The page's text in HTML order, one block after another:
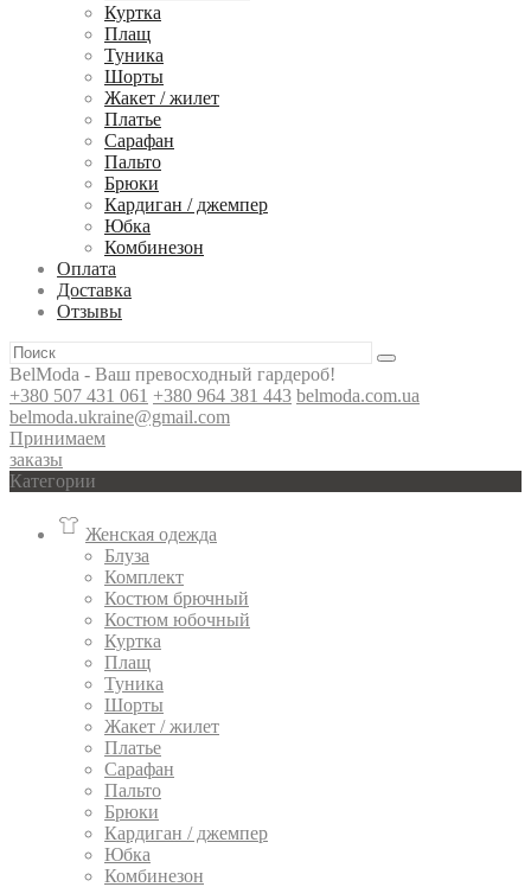
Куртка
Плащ
Туника
Шорты
Жакет / жилет
Платье
Сарафан
Пальто
Брюки
Кардиган / джемпер
Юбка
Комбинезон
Оплата
Доставка
Отзывы
BelModa - Ваш превосходный гардероб!
+380 507 431 061 +380 964 381 443 belmoda.com.ua
belmoda.ukraine@gmail.com
Принимаем
заказы
Категории
Женская одежда
Блуза
Комплект
Костюм брючный
Костюм юбочный
Куртка
Плащ
Туника
Шорты
Жакет / жилет
Платье
Сарафан
Пальто
Брюки
Кардиган / джемпер
Юбка
Комбинезон